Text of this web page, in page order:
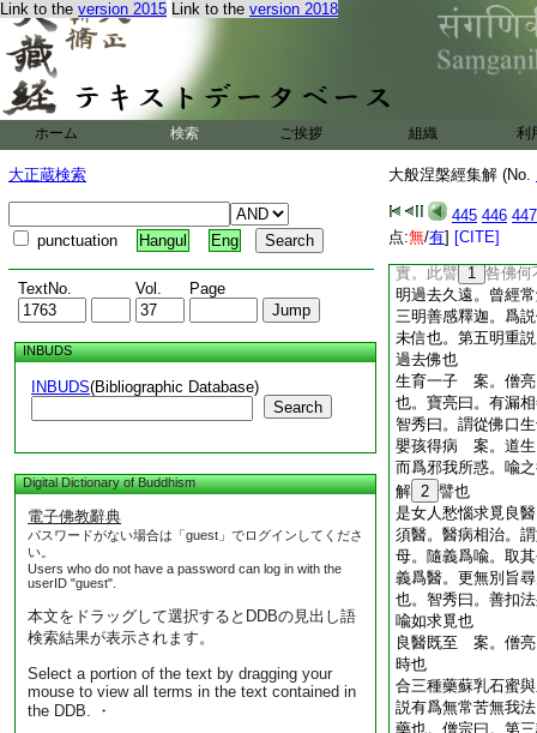
Link to the version 2015 Link to the version 2018
ホーム 検索 ご挨拶 組織 利
大正蔵検索
punctuation Hangul Eng
TextNo. Vol. Page
INBUDS
INBUDS(Bibliographic Database)
Search
Digital Dictionary of Buddhism
電子佛教辭典
パスワードがない場合は「guest」でログインしてくださ
い。
Users who do not have a password can log in with the
userID "guest".
本文をドラッグして選択するとDDBの見出し語
検索結果が表示されます。
Select a portion of the text by dragging your
mouse to view all terms in the text contained in
the DDB. ・
大般涅槃經集解 (No.
445 446 447
点:無/有] [CITE]
如來今日普示衆生
案。僧宗曰。合上
男子知方便
惑乃見。今明已經
有養子之徳。佛有
爲明昔所以不説。
生前譬中。若果有
應早説。何故。遂
與新舊醫。言相似
實。此譬 1 咎佛何
明過去久遠。曾經
三明善感釋迦。爲
未信也。第五明重
過去佛也
生育一子 案。僧亮
也。寶亮曰。有漏
智秀曰。謂從佛口
嬰孩得病 案。道生
而爲邪我所惑。喩
解 2 譬也
是女人愁惱求覓良
須醫。醫病相治。
母。隨義爲喩。取
義爲醫。更無別旨
也。智秀曰。善扣
喩如求覓也
良醫既至 案。僧亮
時也
合三種藥蘇乳石蜜
説有爲無常苦無我
藥也。僧宗曰。第